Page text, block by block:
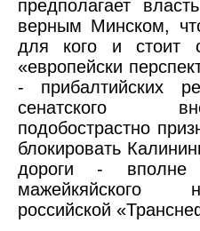
предполагает
верным Минском,
для кого и стоит
«европейски
- прибалтийских
сенатского
подобострастно
блокировать
дороги - вполне
мажейкяйского
российской